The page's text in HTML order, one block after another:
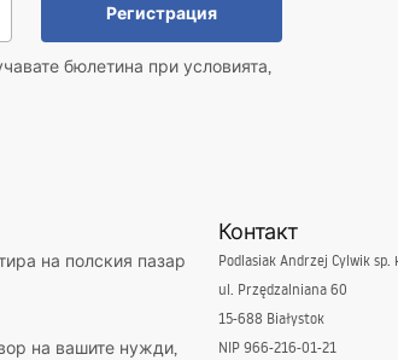
Регистрация
бюлетина при условията,
на полския пазар
на вашите нужди,
Контакт
Podlasiak Andrzej Cylwik sp.
ul. Przędzalniana 60
15-688 Białystok
NIP 966-216-01-21